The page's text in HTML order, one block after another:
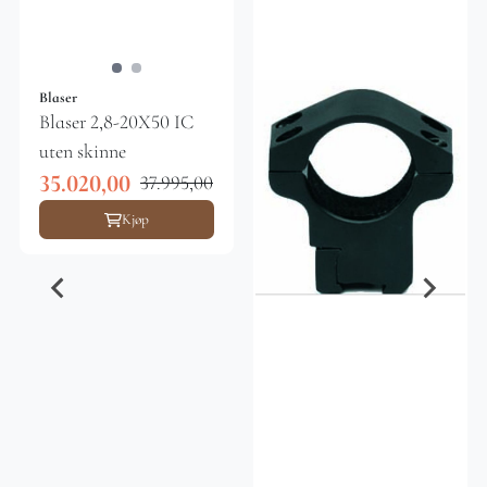
Vanntett Ja Høyde / vindstyrke på 100 m ±150 / ±150
cm Justering pr klikk 1 cm / 100 meter Paralaxe
justering 100m fast Okular med ytre diameter 46 mm
Total lengde 273 mm Vekt uten / med skinne 590 / 615
gram
Blaser
Blaser 2,8-20X50 IC
uten skinne
35.020,00 37.995,00
Kjøp